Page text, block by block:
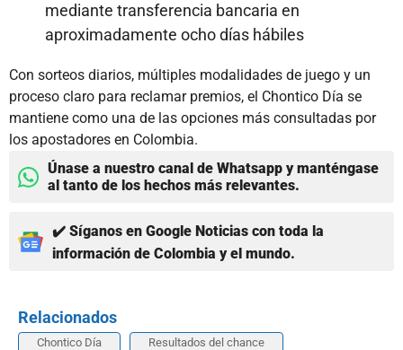
mediante transferencia bancaria en
aproximadamente ocho días hábiles
Con sorteos diarios, múltiples modalidades de juego y un
proceso claro para reclamar premios, el Chontico Día se
mantiene como una de las opciones más consultadas por
los apostadores en Colombia.
Únase a nuestro canal de Whatsapp y manténgase
al tanto de los hechos más relevantes.
✔️ Síganos en Google Noticias con toda la
información de Colombia y el mundo.
Relacionados
Chontico Día Resultados del chance